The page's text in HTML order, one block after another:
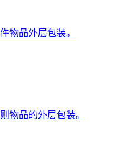
物品外层包装。
物品的外层包装。